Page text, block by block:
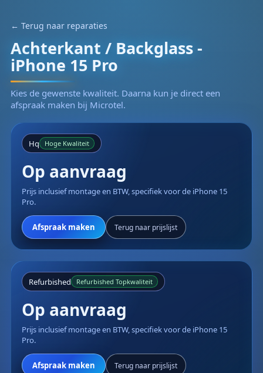
← Terug naar reparaties
Achterkant / Backglass -
iPhone 15 Pro
Kies de gewenste kwaliteit. Daarna kun je direct een
afspraak maken bij Microtel.
Hq Hoge Kwaliteit
Op aanvraag
Prijs inclusief montage en BTW, specifiek voor de iPhone 15
Pro.
Afspraak maken Terug naar prijslijst
Refurbished Refurbished Topkwaliteit
Op aanvraag
Prijs inclusief montage en BTW, specifiek voor de iPhone 15
Pro.
Afspraak maken Terug naar prijslijst